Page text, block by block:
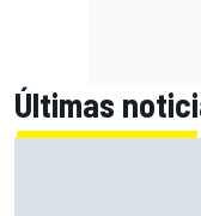
Últimas